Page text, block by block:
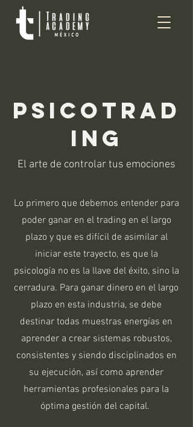
psicotrad
ing
El arte de controlar tus emociones
Lo primero que debemos entender para
poder ganar en el trading en el largo
plazo y que es difícil de asimilar al
iniciar este trayecto, es que la
psicología no es la llave del éxito, sino la
cerradura. Para ganar dinero en el largo
plazo en esta industria, se debe
destinar todas muestras energías en
aprender a crear sistemas robustos,
consistentes y siendo disciplinados en
su ejecución, así como aprender
herramientas profesionales para la
óptima gestión del capital.